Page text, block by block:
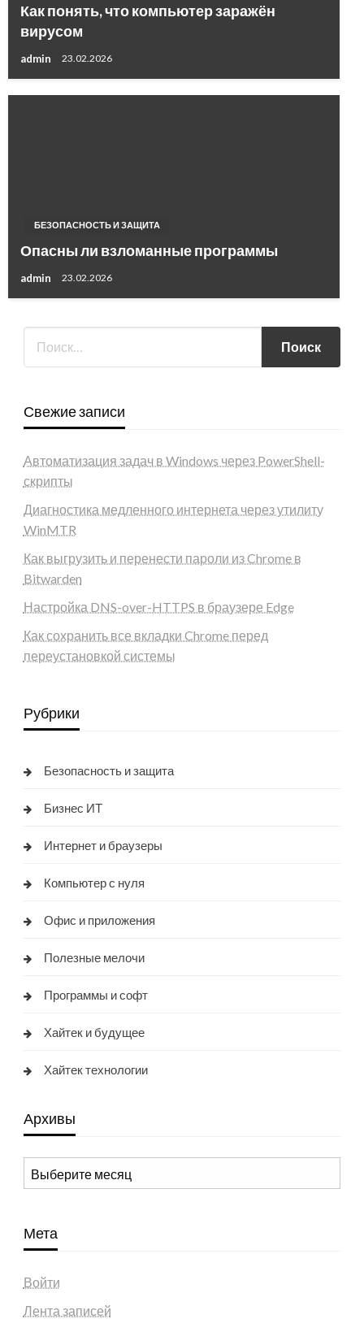
Как понять, что компьютер заражён
вирусом
admin 23.02.2026
БЕЗОПАСНОСТЬ И ЗАЩИТА
Опасны ли взломанные программы
admin 23.02.2026
Свежие записи
Автоматизация задач в Windows через PowerShell-
скрипты
Диагностика медленного интернета через утилиту
WinMTR
Как выгрузить и перенести пароли из Chrome в
Bitwarden
Настройка DNS-over-HTTPS в браузере Edge
Как сохранить все вкладки Chrome перед
переустановкой системы
Рубрики
Безопасность и защита
Бизнес ИТ
Интернет и браузеры
Компьютер с нуля
Офис и приложения
Полезные мелочи
Программы и софт
Хайтек и будущее
Хайтек технологии
Архивы
Архивы
Мета
Войти
Лента записей